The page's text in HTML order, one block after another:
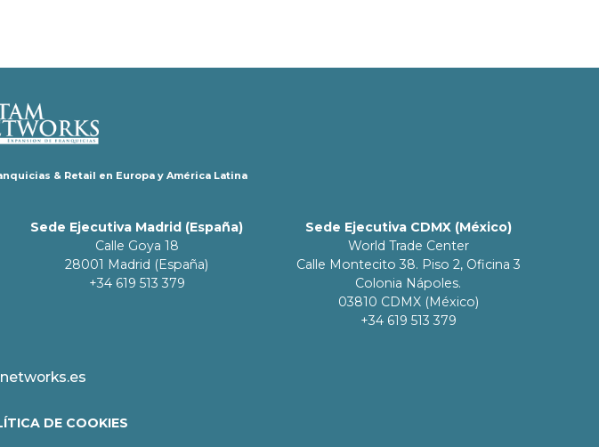
& Retail en Europa y América Latina
Sede Ejecutiva Madrid (España)
Calle Goya 18
28001 Madrid (España)
+34 619 513 379
Sede Ejecutiva CDMX (México)
World Trade Center
Calle Montecito 38. Piso 2, Oficina 3
Colonia Nápoles.
03810 CDMX (México)
+34 619 513 379
DE COOKIES